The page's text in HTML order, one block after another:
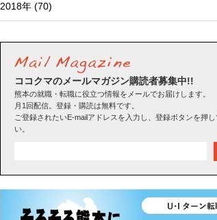
2018年 (70)
ココクマのメールマガジン購読者募集中!!
熊本の就職・転職に役立つ情報をメールでお届けします。
月1回配信。登録・購読は無料です。
ご登録されたいE-mailアドレスを入力し、登録ボタンを押し
い。